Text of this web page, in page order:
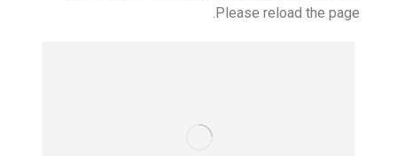
Please reload the page.